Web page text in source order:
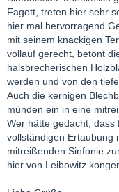
Fagott, treten hier sehr
hier mal hervorragend
mit seinem knackigen
vollauf gerecht, betont
halsbrecherischen
werden und von den
Auch die kernigen
münden ein in eine
Wer hätte gedacht, dass
vollständigen Ertaubung
mitreißenden Sinfonie
hier von Leibowitz